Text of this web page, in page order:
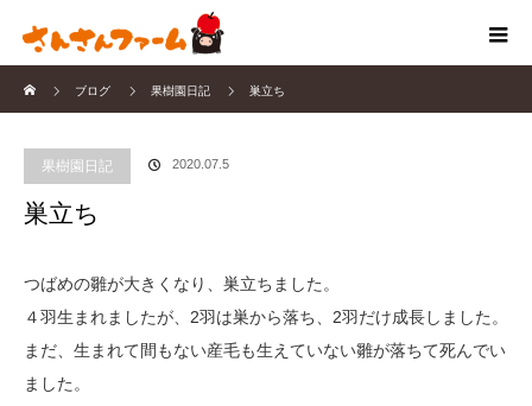
ブログ
果樹園日記 巣立ち
果樹園日記 2020.07.5
巣立ち
つばめの雛が大きくなり、巣立ちました。
４羽生まれましたが、2羽は巣から落ち、2羽だけ成長しました。
まだ、生まれて間もない産毛も生えていない雛が落ちて死んでい
ました。